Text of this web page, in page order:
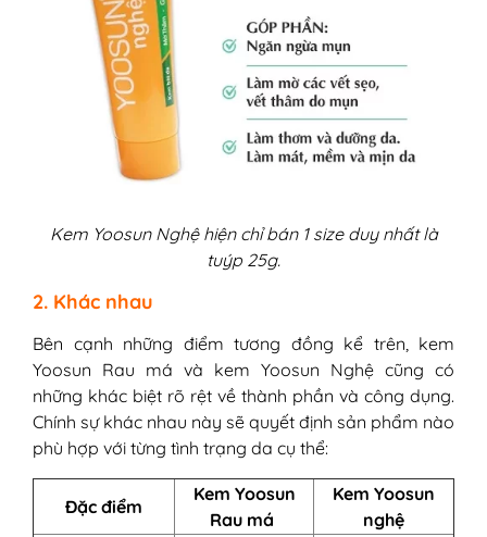
Kem Yoosun Nghệ hiện chỉ bán 1 size duy nhất là
tuýp 25g.
2. Khác nhau
Bên cạnh những điểm tương đồng kể trên, kem
Yoosun Rau má và kem Yoosun Nghệ cũng có
những khác biệt rõ rệt về thành phần và công dụng.
Chính sự khác nhau này sẽ quyết định sản phẩm nào
phù hợp với từng tình trạng da cụ thể:
Đặc điểm
Kem Yoosun
Rau má
Kem Yoosun
nghệ